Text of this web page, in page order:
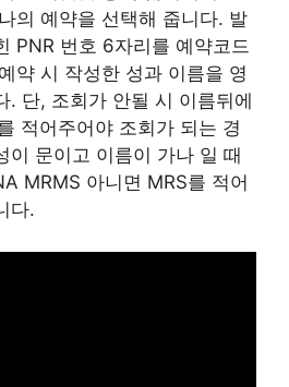
의 예약을 선택해 줍니다. 발
PNR 번호 6자리를 예약코드
약 시 작성한 성과 이름을 영
. 단, 조회가 안될 시 이름뒤에
적어주어야 조회가 되는 경
이 문이고 이름이 가나 일 때
MRMS 아니면 MRS를 적어
다.